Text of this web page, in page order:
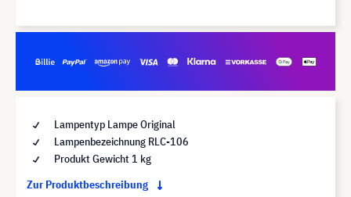
Lampentyp Lampe Original
Lampenbezeichnung RLC-106
Produkt Gewicht 1 kg
Zur Produktbeschreibung